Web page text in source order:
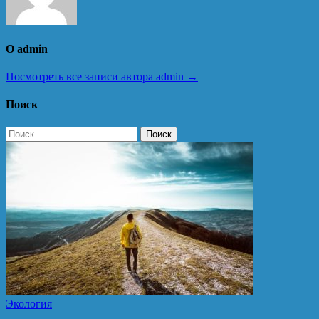
О admin
Посмотреть все записи автора admin →
Поиск
Найти:
Экология